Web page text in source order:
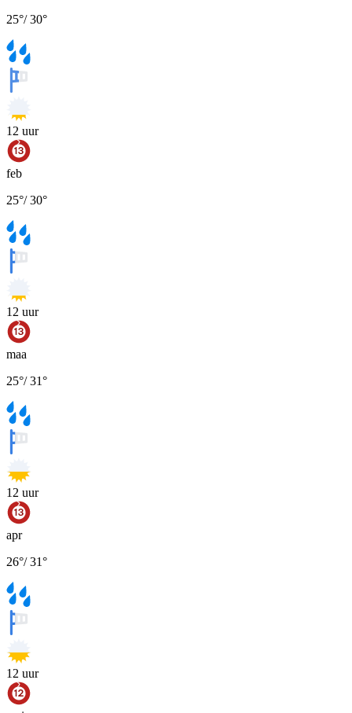
25°/30°
12 uur
feb
25°/30°
12 uur
maa
25°/31°
12 uur
apr
26°/31°
12 uur